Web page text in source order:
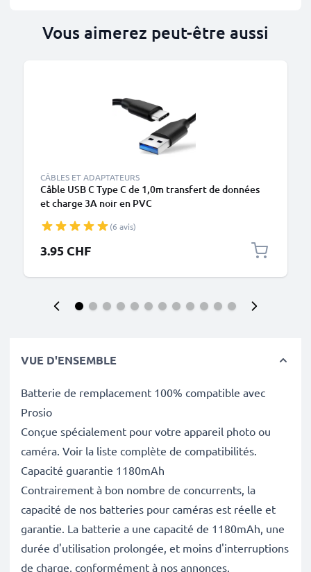
Vous aimerez peut-être aussi
CÂBLES ET ADAPTATEURS
Câble USB C Type C de 1,0m transfert de données
et charge 3A noir en PVC
(6 avis)
3.95 CHF
VUE D'ENSEMBLE
Batterie de remplacement 100% compatible avec
Prosio
Conçue spécialement pour votre appareil photo ou
caméra. Voir la liste complète de compatibilités.
Capacité guarantie 1180mAh
Contrairement à bon nombre de concurrents, la
capacité de nos batteries pour caméras est réelle et
garantie. La batterie a une capacité de 1180mAh, une
durée d'utilisation prolongée, et moins d'interruptions
de charge, conformément à nos annonces.